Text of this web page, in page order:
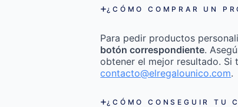
¿CÓMO COMPRAR UN
Para pedir productos
botón correspondiente.
obtener el mejor resultado. Si
contacto@elregalounico.com.
¿CÓMO CONSEGUIR TU